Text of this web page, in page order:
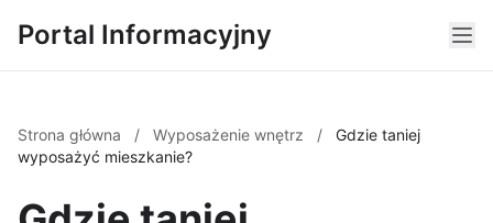
Portal Informacyjny
Strona główna / Wyposażenie wnętrz /
Gdzie taniej
wyposażyć mieszkanie?